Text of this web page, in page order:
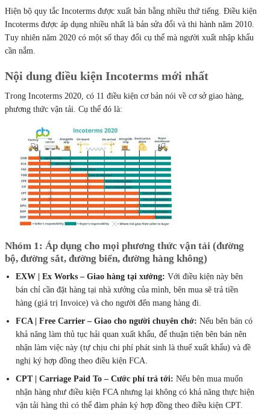
Hiện bộ quy tắc Incoterms được xuất bản bằng nhiều thứ tiếng. Điều kiện
Incoterms được áp dụng nhiều nhất là bản sửa đổi và thi hành năm 2010.
Tuy nhiên năm 2020 có một số thay đổi cụ thể mà người xuất nhập khẩu
cần nắm.
Nội dung điều kiện Incoterms mới nhất
Trong Incoterms 2020, có 11 điều kiện cơ bản nói về cơ sở giao hàng,
phương thức vận tải. Cụ thể đó là:
Nhóm 1: Áp dụng cho mọi phương thức vận tải (đường
bộ, đường sắt, đường biển, đường hàng không)
EXW | Ex Works – Giao hàng tại xưởng:Với điều kiện này bên
bán chỉ cần đặt hàng tại nhà xưởng của mình, bên mua sẽ trả tiền
hàng (giá trị Invoice) và cho người đến mang hàng đi.
FCA | Free Carrier – Giao cho người chuyên chở: Nếu bên bán có
khả năng làm thủ tục hải quan xuất khẩu, để thuận tiện bên bán nên
nhận làm việc này (tự chịu chi phí phát sinh là thuế xuất khẩu) và đề
nghị ký hợp đồng theo điều kiện FCA.
CPT | Carriage Paid To – Cước phí trả tới: Nếu bên mua muốn
nhận hàng như điều kiện FCA nhưng lại không có khả năng thực hiện
vận tải hàng thì có thể đàm phán ký hợp đồng theo điều kiện CPT.